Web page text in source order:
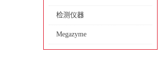
检测仪器
Megazyme